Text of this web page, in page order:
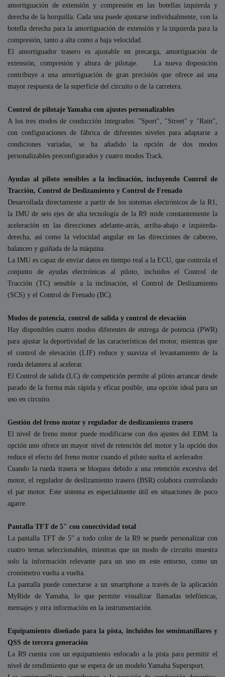
amortiguación de extensión y compresión en las botellas izquierda y
derecha de la horquilla. Cada una puede ajustarse individualmente, con la
botella derecha para la amortiguación de extensión y la izquierda para la
compresión, tanto a alta como a baja velocidad.
El amortiguador trasero es ajustable en precarga, amortiguación de
extensión, compresión y altura de pilotaje. La nueva disposición
contribuye a una amortiguación de gran precisión que ofrece así una
mayor respuesta de la superficie del circuito o de la carretera.
Control de pilotaje Yamaha con ajustes personalizables
A los tres modos de conducción integrados: "Sport", "Street" y "Rain",
con configuraciones de fábrica de diferentes niveles para adaptarse a
condiciones variadas, se ha añadido la opción de dos modos
personalizables preconfigurados y cuatro modos Track.
Ayudas al piloto sensibles a la inclinación, incluyendo Control de
Tracción, Control de Deslizamiento y Control de Frenado
Desarrollada directamente a partir de los sistemas electrónicos de la R1,
la IMU de seis ejes de alta tecnología de la R9 mide constantemente la
aceleración en las direcciones adelante-atrás, arriba-abajo e izquierda-
derecha, así como la velocidad angular en las direcciones de cabeceo,
balanceo y guiñada de la máquina.
La IMU es capaz de enviar datos en tiempo real a la ECU, que controla el
conjunto de ayudas electrónicas al piloto, incluidos el Control de
Tracción (TC) sensible a la inclinación, el Control de Deslizamiento
(SCS) y el Control de Frenado (BC).
Modos de potencia, control de salida y control de elevación
Hay disponibles cuatro modos diferentes de entrega de potencia (PWR)
para ajustar la deportividad de las características del motor, mientras que
el control de elevación (LIF) reduce y suaviza el levantamiento de la
rueda delantera al acelerar.
El Control de salida (LC) de competición permite al piloto arrancar desde
parado de la forma más rápida y eficaz posible, una opción ideal para un
uso en circuito.
Gestión del freno motor y regulador de deslizamiento trasero
El nivel de freno motor puede modificarse con dos ajustes del EBM: la
opción uno ofrece un mayor nivel de retención del motor y la opción dos
reduce el efecto del freno motor cuando el piloto suelta el acelerador.
Cuando la rueda trasera se bloquea debido a una retención excesiva del
motor, el regulador de deslizamiento trasero (BSR) colabora controlando
el par motor. Este sistema es especialmente útil en situaciones de poco
agarre.
Pantalla TFT de 5" con conectividad total
La pantalla TFT de 5" a todo color de la R9 se puede personalizar con
cuatro temas seleccionables, mientras que un modo de circuito muestra
solo la información relevante para un uso en este entorno, como un
cronómetro vuelta a vuelta.
La pantalla puede conectarse a un smartphone a través de la aplicación
MyRide de Yamaha, lo que permite visualizar llamadas telefónicas,
mensajes y otra información en la instrumentación.
Equipamiento diseñado para la pista, incluidos los semimanillares y
QSS de tercera generación
La R9 cuenta con un equipamiento enfocado a la pista para permitir el
nivel de rendimiento que se espera de un modelo Yamaha Supersport.